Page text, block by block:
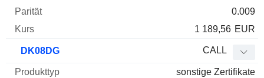
0.009
1 189,56 EUR
DK08DG CALL
sonstige Zertifikate